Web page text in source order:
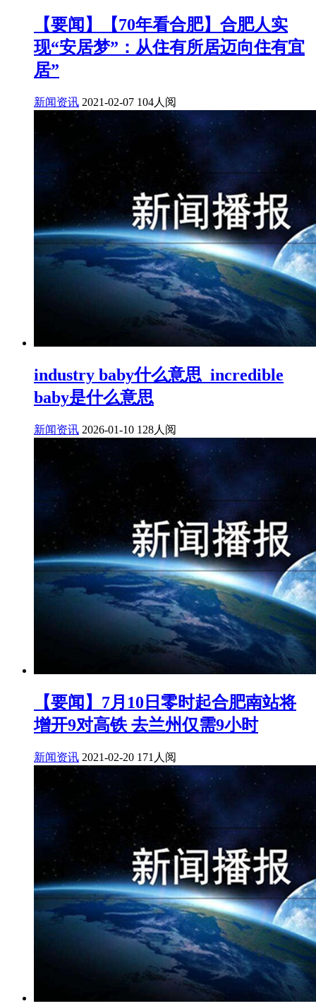
【要闻】【70年看合肥】合肥人实
现“安居梦”：从住有所居迈向住有宜
居”
新闻资讯 2021-02-07 104人阅
industry baby什么意思_incredible
baby是什么意思
新闻资讯 2026-01-10 128人阅
【要闻】7月10日零时起合肥南站将
增开9对高铁 去兰州仅需9小时
新闻资讯 2021-02-20 171人阅